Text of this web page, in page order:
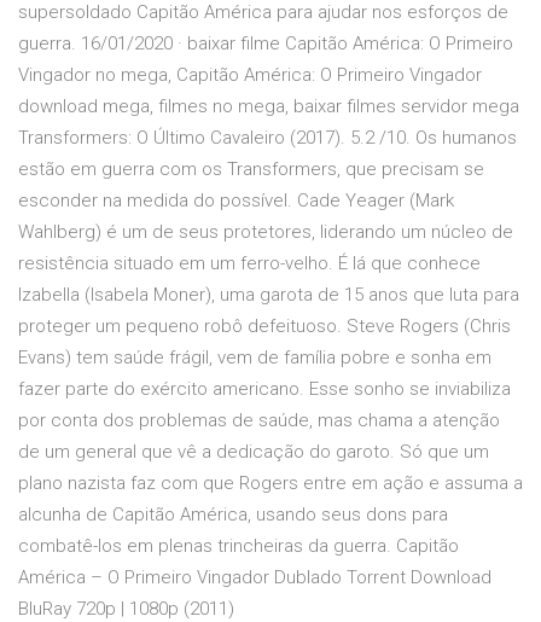
supersoldado Capitão América para ajudar nos esforços de
guerra. 16/01/2020 · baixar filme Capitão América: O Primeiro
Vingador no mega, Capitão América: O Primeiro Vingador
download mega, filmes no mega, baixar filmes servidor mega
Transformers: O Último Cavaleiro (2017). 5.2 /10. Os humanos
estão em guerra com os Transformers, que precisam se
esconder na medida do possível. Cade Yeager (Mark
Wahlberg) é um de seus protetores, liderando um núcleo de
resistência situado em um ferro-velho. É lá que conhece
Izabella (Isabela Moner), uma garota de 15 anos que luta para
proteger um pequeno robô defeituoso. Steve Rogers (Chris
Evans) tem saúde frágil, vem de família pobre e sonha em
fazer parte do exército americano. Esse sonho se inviabiliza
por conta dos problemas de saúde, mas chama a atenção
de um general que vê a dedicação do garoto. Só que um
plano nazista faz com que Rogers entre em ação e assuma a
alcunha de Capitão América, usando seus dons para
combatê-los em plenas trincheiras da guerra. Capitão
América – O Primeiro Vingador Dublado Torrent Download
BluRay 720p | 1080p (2011)